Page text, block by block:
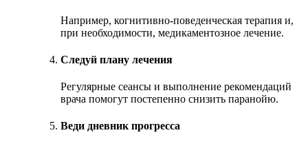
Например, когнитивно-поведенческая терапия и,
при необходимости, медикаментозное лечение.
Следуй плану лечения
Регулярные сеансы и выполнение рекомендаций
врача помогут постепенно снизить паранойю.
Веди дневник прогресса